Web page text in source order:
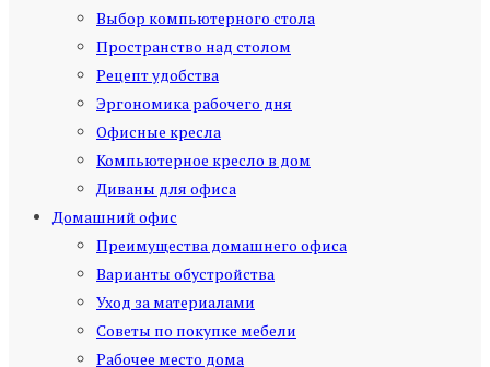
Выбор компьютерного стола
Пространство над столом
Рецепт удобства
Эргономика рабочего дня
Офисные кресла
Компьютерное кресло в дом
Диваны для офиса
Домашний офис
Преимущества домашнего офиса
Варианты обустройства
Уход за материалами
Советы по покупке мебели
Рабочее место дома